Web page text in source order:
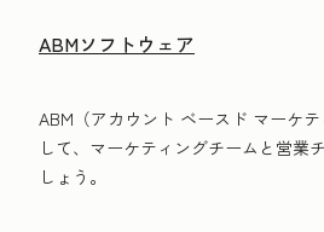
ABMソフトウェア
ABM（アカウント ベースド マーケ
して、マーケティングチームと営業
しょう。